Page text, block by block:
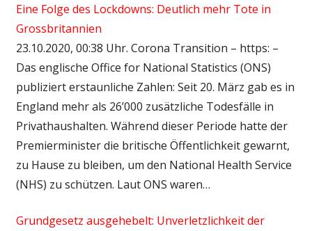
Eine Folge des Lockdowns: Deutlich mehr Tote in
Grossbritannien
23.10.2020, 00:38 Uhr. Corona Transition – https: –
Das englische Office for National Statistics (ONS)
publiziert erstaunliche Zahlen: Seit 20. März gab es in
England mehr als 26’000 zusätzliche Todesfälle in
Privathaushalten. Während dieser Periode hatte der
Premierminister die britische Öffentlichkeit gewarnt,
zu Hause zu bleiben, um den National Health Service
(NHS) zu schützen. Laut ONS waren…
Grundgesetz ausgehebelt: Unverletzlichkeit der